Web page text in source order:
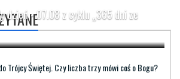
dzień - 07.08 z cyklu „365 dni ze
Trójcy Świętej. Czy liczba trzy mówi coś o Bogu?